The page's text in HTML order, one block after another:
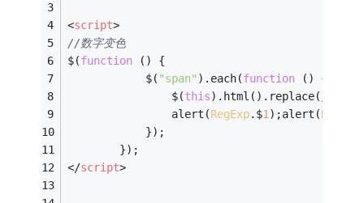
<script>
//数字变色
$(function ( ) {
            $(
"span" ).each(function ( ) {
                $(
this).html().replace(
				alert(
RegExp.$1 );alert(RegExp
            });
        });
</script>